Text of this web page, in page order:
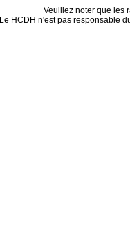
Veuillez noter que les
Le HCDH n'est pas responsable